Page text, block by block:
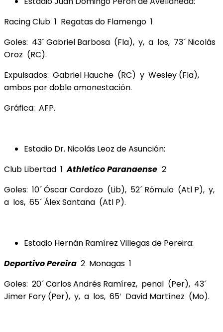
Racing Club 1 Regatas do Flamengo 1
Goles: 43´ Gabriel Barbosa (Fla), y, a los, 73´ Nicolás
Oroz (RC).
Expulsados: Gabriel Hauche (RC) y Wesley (Fla),
ambos por doble amonestación.
Gráfica: AFP.
Estadio Dr. Nicolás Leoz de Asunción:
Club Libertad 1 Athletico Paranaense 2
Goles: 10´ Óscar Cardozo (Lib), 52´ Rómulo (Atl P), y,
a los, 65´ Álex Santana (Atl P).
Estadio Hernán Ramírez Villegas de Pereira:
Deportivo Pereira 2 Monagas 1
Goles: 20´ Carlos Andrés Ramírez, penal (Per), 43´
Jimer Fory (Per), y, a los, 65′ David Martínez (Mo).